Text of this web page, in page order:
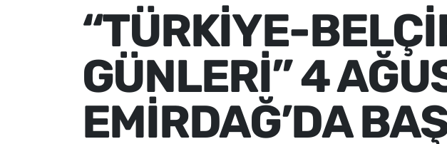
“TÜRKİYE-
GÜNLERİ” 4
EMİRDAĞ’DA
Sivil Toplum